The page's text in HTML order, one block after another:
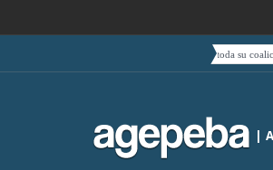
Boric hacia el centro es acompañado por toda su coalición
|